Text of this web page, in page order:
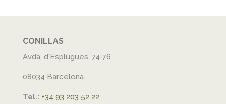
CONILLAS
Avda. d'Esplugues, 74-76
08034 Barcelona
Tel.: +34 93 203 52 22